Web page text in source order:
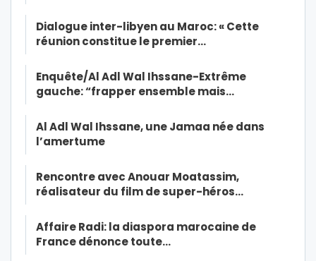
Dialogue inter-libyen au Maroc: « Cette
réunion constitue le premier…
Enquête/Al Adl Wal Ihssane-Extrême
gauche: “frapper ensemble mais…
Al Adl Wal Ihssane, une Jamaa née dans
l’amertume
Rencontre avec Anouar Moatassim,
réalisateur du film de super-héros…
Affaire Radi: la diaspora marocaine de
France dénonce toute…